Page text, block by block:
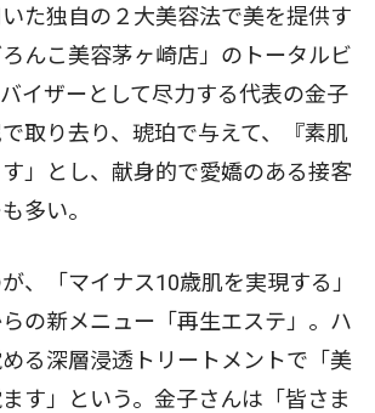
た独自の２大美容法で美を提供す
んこ美容茅ヶ崎店」のトータルビ
イザーとして尽力する代表の金子
取り去り、琥珀で与えて、『素肌
」とし、献身的で愛嬌のある接客
多い。
、「マイナス10歳肌を実現する」
の新メニュー「再生エステ」。ハ
る深層浸透トリートメントで「美
す」という。金子さんは「皆さま